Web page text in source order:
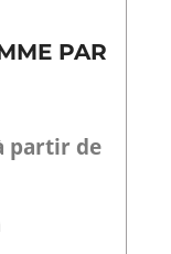
PAR
partir de